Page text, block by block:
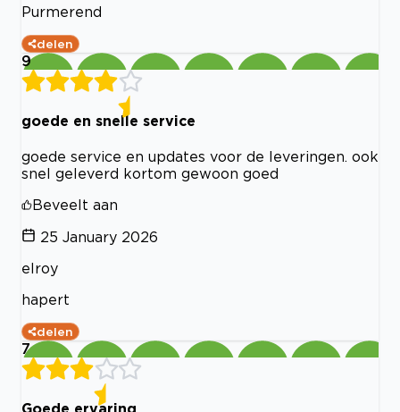
Purmerend
delen
9
goede en snelle service
goede service en updates voor de leveringen. ook
snel geleverd kortom gewoon goed
Beveelt aan
25 January 2026
elroy
hapert
delen
7
Goede ervaring